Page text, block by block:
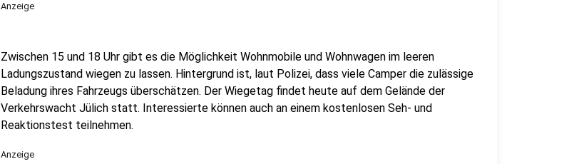
Anzeige
Zwischen 15 und 18 Uhr gibt es die Möglichkeit Wohnmobile und Wohnwagen im leeren
Ladungszustand wiegen zu lassen. Hintergrund ist, laut Polizei, dass viele Camper die zulässige
Beladung ihres Fahrzeugs überschätzen. Der Wiegetag findet heute auf dem Gelände der
Verkehrswacht Jülich statt. Interessierte können auch an einem kostenlosen Seh- und
Reaktionstest teilnehmen.
Anzeige